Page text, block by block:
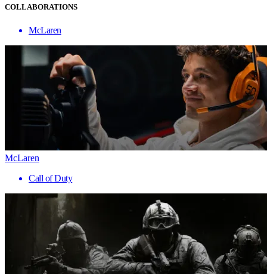
COLLABORATIONS
McLaren
McLaren
Call of Duty